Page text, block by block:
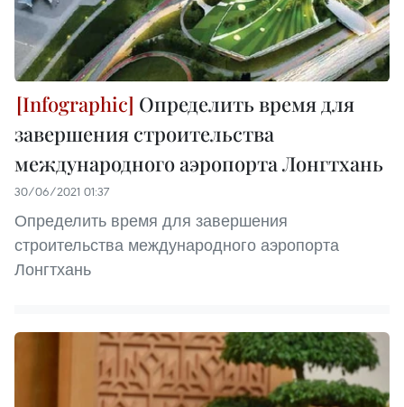
Определить время для
завершения строительства
международного аэропорта Лонгтхань
30/06/2021 01:37
Определить время для завершения
строительства международного аэропорта
Лонгтхань